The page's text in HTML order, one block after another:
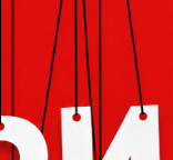
Сотсков
Виктор
Васянкин
Куляко , Дмитрий
Казьмина
Елена
Ирина Стефанова
банков,Максим
Михаил Афанасьев
Загорцев ,Сергей